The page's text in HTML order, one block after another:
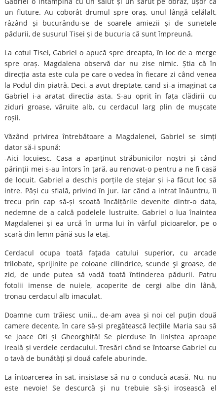
un fluture. Au coborât drumul spre oraș, unul lângă celălalt,
râzând și bucurându-se de soarele amiezii și de sunetele
pădurii, de susurul Tisei și de bucuria că sunt împreună.
La cotul Tisei, Gabriel o apucă spre dreapta, în loc de a merge
spre oraș. Magdalena observă dar nu zise nimic. Știa că în
direcția asta este cula pe care o vedea în fiecare zi când venea
la Podul din piatră. Deci, a avut dreptate, cand si-a imaginat ca
Gabriel i-a aratat directia asta. S-au oprit în fața clădirii cu
ziduri groase, văruite alb, cu cerdacul larg plin de mușcate
roșii.
Văzând privirea întrebătoare a Magdalenei, Gabriel se simți
dator să-i spună:
-Aici locuiesc. Casa a aparținut străbunicilor noștri și când
părinții mei s-au întors în țară, au renovat-o pentru a ne fi casă
de locuit. Gabriel a deschis porțile de stejar și i-a făcut loc să
intre. Păși cu sfială, privind în jur. Iar când a intrat înăuntru, îi
trecu prin cap să-și scoată încălțările devenite dintr-o data,
nedemne de a calcă podelele lustruite. Gabriel o lua înaintea
Magdalenei și ea urcă în urma lui în vârful picioarelor, pe o
scară din lemn până sus la etaj.
Cerdacul ocupa toată faţada catului superior, cu arcade
trilobate, sprijinite pe coloane cilindrice, scunde şi groase, de
zid, de unde putea să vadă toată întinderea pădurii. Patru
fotolii imense de nuiele, acoperite de cergi albe din lână,
tronau cerdacul alb imaculat.
Doamne cum trăiesc unii… de-am avea și noi cel puțin două
camere decente, în care să-și pregătească lecțiile Maria sau să
se joace Oti și Gheorghiță! Se pierduse în liniștea aproape
ireală și verdele cerdacului. Tresări când se întoarse Gabriel cu
o tavă de bunătăți și două cafele aburinde.
La întoarcerea în sat, insistase să nu o conducă acasă. Nu, nu
este nevoie! Se descurcă și nu trebuie să-și irosească el